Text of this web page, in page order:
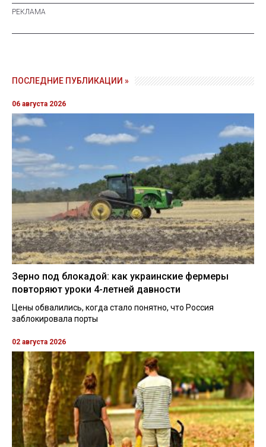
ПОСЛЕДНИЕ ПУБЛИКАЦИИ »
06 августа 2026
Зерно под блокадой: как украинские фермеры
повторяют уроки 4-летней давности
Цены обвалились, когда стало понятно, что Россия
заблокировала порты
02 августа 2026